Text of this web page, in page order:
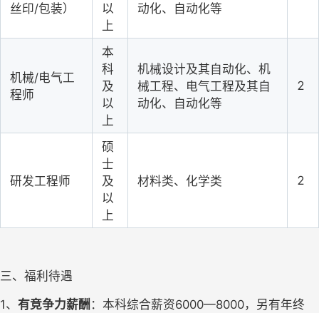
丝印/包装）
以
上
动化、自动化等
机械/电气工
程师
本
科
及
以
上
机械设计及其自动化、机
械工程、电气工程及其自
动化、自动化等
2
研发工程师
硕
士
及
以
上
材料类、化学类 2
三、福利待遇
1、 有竞争力薪酬 ：本科综合薪资6000—8000，另有年终